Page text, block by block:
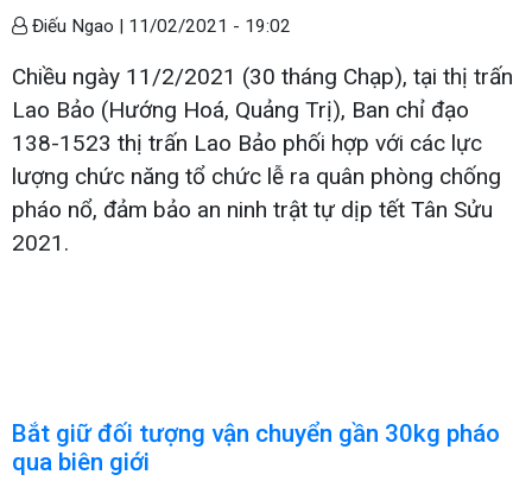
Điếu Ngao | 11/02/2021 - 19:02
Chiều ngày 11/2/2021 (30 tháng Chạp), tại thị trấn
Lao Bảo (Hướng Hoá, Quảng Trị), Ban chỉ đạo
138-1523 thị trấn Lao Bảo phối hợp với các lực
lượng chức năng tổ chức lễ ra quân phòng chống
pháo nổ, đảm bảo an ninh trật tự dịp tết Tân Sửu
2021.
Bắt giữ đối tượng vận chuyển gần 30kg pháo
qua biên giới